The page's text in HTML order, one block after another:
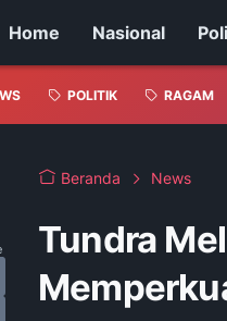
Home Nasional
POLITIK RAGAM
Beranda News
Tundra